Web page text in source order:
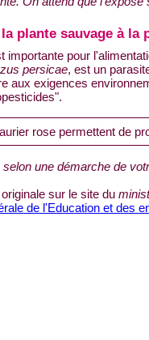
plante sauvage à
importante pour
persicae, est un
aux exigences
rose permettent de
une démarche de
sur le site du
de l'Education et des